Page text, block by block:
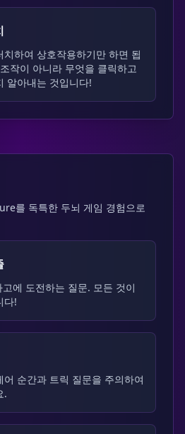
하여 상호작용하기만 하면 됩
작이 아니라 무엇을 클릭하고
알아내는 것입니다!
를 독특한 두뇌 게임 경험으로
에 도전하는 질문. 모든 것이
다!
순간과 트릭 질문을 주의하여
.